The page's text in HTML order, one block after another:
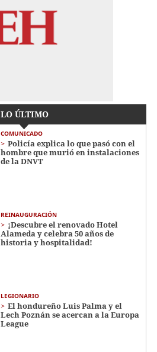
LO ÚLTIMO
COMUNICADO
Policía explica lo que pasó con el
hombre que murió en instalaciones
de la DNVT
REINAUGURACIÓN
¡Descubre el renovado Hotel
Alameda y celebra 50 años de
historia y hospitalidad!
LEGIONARIO
El hondureño Luis Palma y el
Lech Poznán se acercan a la Europa
League